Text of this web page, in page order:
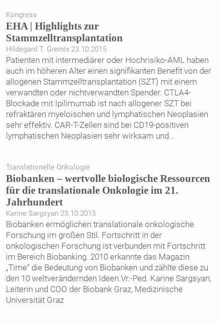
Kongress
EHA | Highlights zur
Stammzelltransplantation
Hildegard T. Greinix 23.10.2015
Patienten mit intermediärer oder Hochrisiko-AML haben
auch im höheren Alter einen signifikanten Benefit von der
allogenen Stammzelltransplantation (SZT) mit einem
verwandten oder nichtverwandten Spender. CTLA4-
Blockade mit Ipilimumab ist nach allogener SZT bei
refraktären myeloischen und lymphatischen Neoplasien
sehr effektiv. CAR-T-Zellen sind bei CD19-positiven
lymphatischen Neoplasien sehr wirksam und...
Translationelle Onkologie
Biobanken – wertvolle biologische Ressourcen
für die translationale Onkologie im 21.
Jahrhundert
Karine Sargsyan 23.10.2015
Biobanken ermöglichen translationale onkologische
Forschung im großen Stil. Fortschritt in der
onkologischen Forschung ist verbunden mit Fortschritt
im Bereich Biobanking. 2010 erkannte das Magazin
„Time“ die Bedeutung von Biobanken und zählte diese zu
den 10 weltverändernden Ideen.Vr.-Ped. Karine Sargsyan,
Leiterin und COO der Biobank Graz, Medizinische
Universität Graz